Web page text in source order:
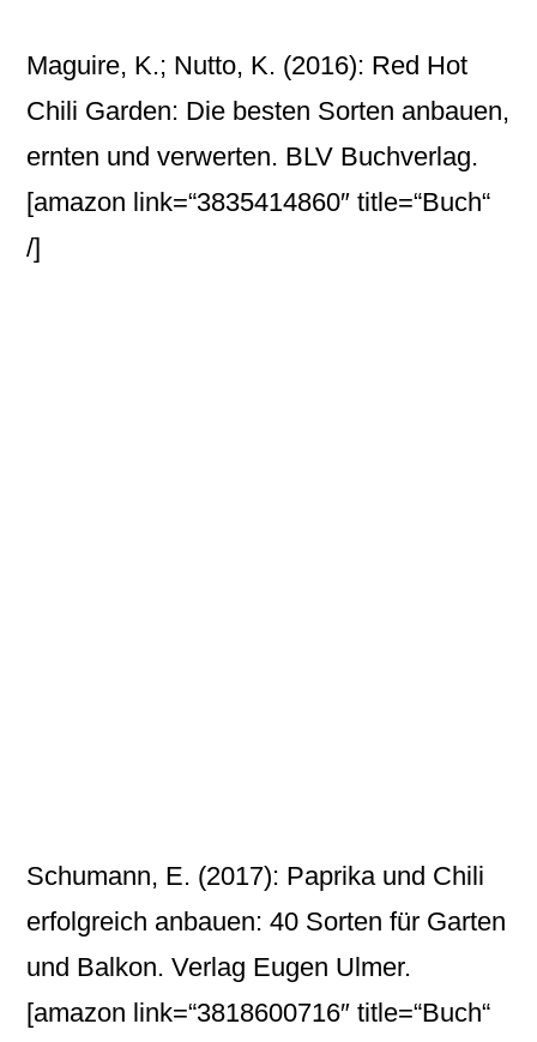
Maguire, K.; Nutto, K. (2016): Red Hot
Chili Garden: Die besten Sorten anbauen,
ernten und verwerten. BLV Buchverlag.
[amazon link=“3835414860″ title=“Buch“
/]
Schumann, E. (2017): Paprika und Chili
erfolgreich anbauen: 40 Sorten für Garten
und Balkon. Verlag Eugen Ulmer.
[amazon link=“3818600716″ title=“Buch“